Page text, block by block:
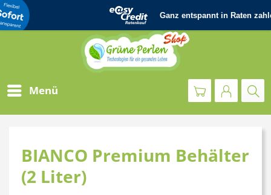
Menü
BIANCO Premium Behälter
(2 Liter)